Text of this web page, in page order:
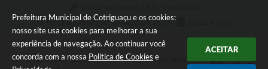
Prefeitura Municipal de Cotriguaçu e os cookies:
nosso site usa cookies para melhorar a sua
experiência de navegação. Ao continuar você
concorda com a nossa Política de Cookies e
ACEITAR
Portal atualizado em:06/08/2026 18:09
Copyright Instar - 2006-2026. Todos os direitos reservados -